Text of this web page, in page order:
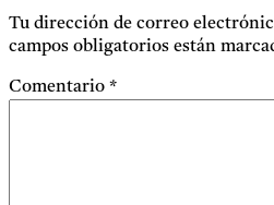
Tu dirección de correo
campos obligatorios están
Comentario *